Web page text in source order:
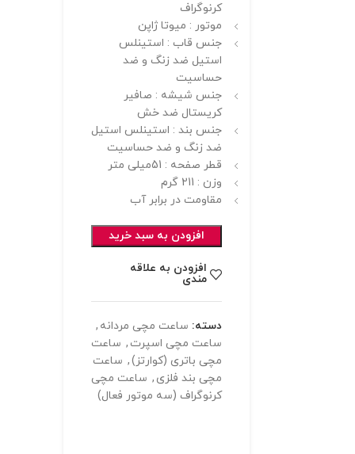
کرنوگراف
موتور : میوتا ژاپن
جنس قاب : استینلس
استیل ضد زنگ و ضد
حساسیت
جنس شیشه : صافیر
کریستال ضد خش
جنس بند : استینلس استیل
ضد زنگ و ضد حساسیت
قطر صفحه : 51میلی متر
وزن : 211 گرم
مقاومت در برابر آب
افزودن به سبد خرید
افزودن به علاقه
مندی
دسته: ساعت مچی مردانه ,
ساعت مچی اسپرت , ساعت
مچی باتری (کوارتز), ساعت
مچی بند فلزی , ساعت مچی
کرنوگراف (سه موتور فعال)